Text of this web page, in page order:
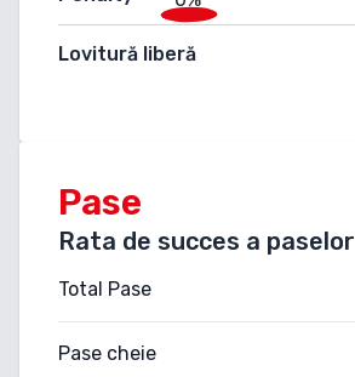
Lovitură liberă
Pase
Rata de succes a paselor
Total Pase
Pase cheie